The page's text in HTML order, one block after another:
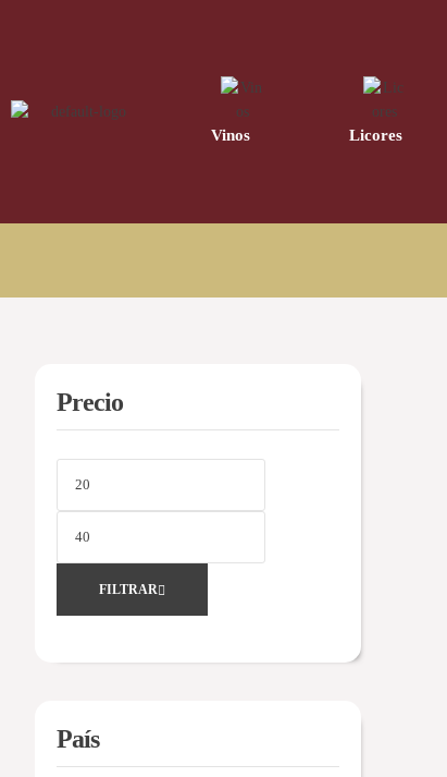
Vinos Licores
Precio
FILTRAR
País